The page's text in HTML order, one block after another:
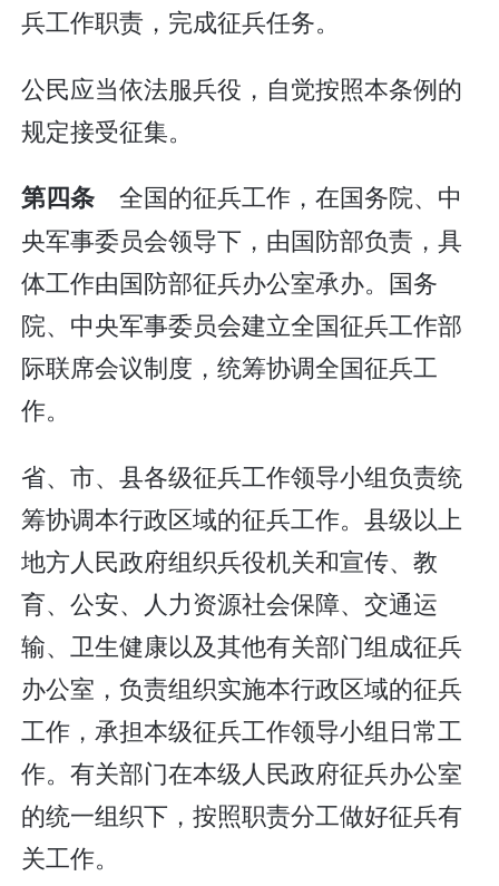
兵工作职责，完成征兵任务。
公民应当依法服兵役，自觉按照本条例的
规定接受征集。
第四条 全国的征兵工作，在国务院、中
央军事委员会领导下，由国防部负责，具
体工作由国防部征兵办公室承办。国务
院、中央军事委员会建立全国征兵工作部
际联席会议制度，统筹协调全国征兵工
作。
省、市、县各级征兵工作领导小组负责统
筹协调本行政区域的征兵工作。县级以上
地方人民政府组织兵役机关和宣传、教
育、公安、人力资源社会保障、交通运
输、卫生健康以及其他有关部门组成征兵
办公室，负责组织实施本行政区域的征兵
工作，承担本级征兵工作领导小组日常工
作。有关部门在本级人民政府征兵办公室
的统一组织下，按照职责分工做好征兵有
关工作。